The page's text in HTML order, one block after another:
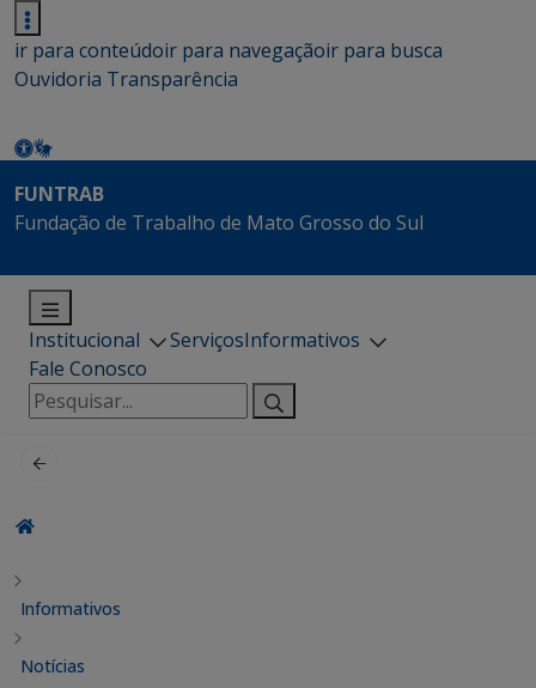
ir para conteúdoir para navegaçãoir para busca
Ouvidoria Transparência
FUNTRAB
Fundação de Trabalho de Mato Grosso do Sul
Institucional ServiçosInformativos
Fale Conosco
Pesquisar
por:
Informativos
Notícias